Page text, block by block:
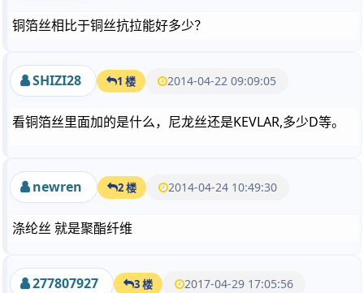
铜箔丝相比于铜丝抗拉能好多少？
SHIZI28 1 楼 2014-04-22 09:09:05
看铜箔丝里面加的是什么，尼龙丝还是KEVLAR,多少D等。
newren 2 楼 2014-04-24 10:49:30
涤纶丝 就是聚酯纤维
277807927 3 楼 2017-04-29 17:05:56